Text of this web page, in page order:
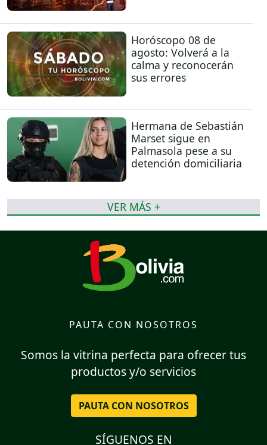
Horóscopo 08 de
agosto: Volverá a la
calma y reconocerán
sus errores
Hermana de Sebastián
Marset sigue en
Palmasola pese a su
detención domiciliaria
VER MÁS +
PAUTA CON NOSOTROS
Somos la vitrina perfecta para ofrecer tus
productos y/o servicios
PAUTA CON NOSOTROS
SÍGUENOS EN